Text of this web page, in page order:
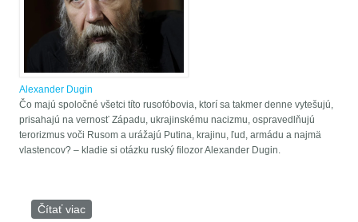
Alexander Dugin
Čo majú spoločné všetci títo rusofóbovia, ktorí sa takmer denne vytešujú,
prisahajú na vernosť Západu, ukrajinskému nacizmu, ospravedlňujú
terorizmus voči Rusom a urážajú Putina, krajinu, ľud, armádu a najmä
vlastencov? – kladie si otázku ruský filozor Alexander Dugin.
Čítať viac